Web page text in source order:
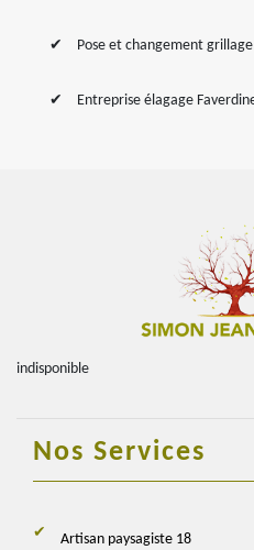
Pose et changement
Entreprise élagage
indisponible
Nos Services
Artisan paysagiste 18